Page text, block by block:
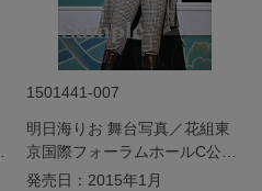
1501441-007
明日海りお 舞台写真／花組東
京国際フォーラムホールC公演
『Ernest in Love』
発売日：2015年1月